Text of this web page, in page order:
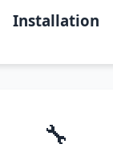
Installation
🔧